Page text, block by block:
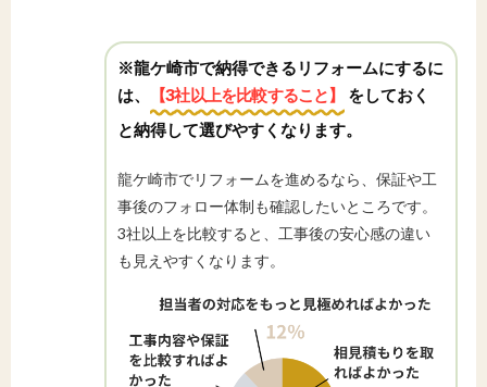
※龍ケ崎市で納得できるリフォームにするに
は、
【3社以上を比較すること】
をしておく
と納得して選びやすくなります。
龍ケ崎市でリフォームを進めるなら、保証や工
事後のフォロー体制も確認したいところです。
3社以上を比較すると、工事後の安心感の違い
も見えやすくなります。